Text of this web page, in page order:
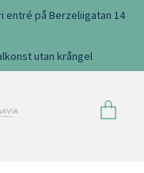
entré på Berzeliigatan 14
utan krångel